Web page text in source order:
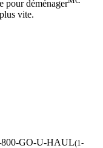
pour déménager
vite.
800-GO-U-HAUL(1-